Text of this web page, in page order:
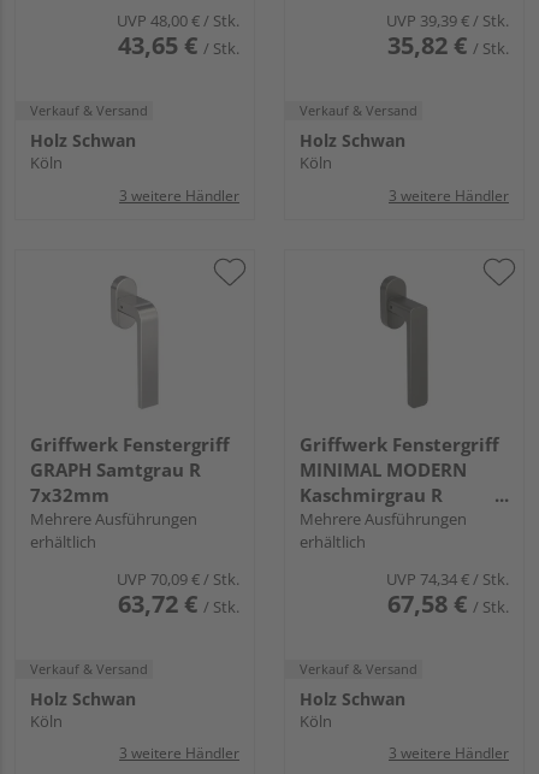
UVP 48,00 €/ Stk.
43,65 € / Stk.
Verkauf & Versand
Holz Schwan
Köln
3 weitere Händler
UVP 39,39 €/ Stk.
35,82 € / Stk.
Verkauf & Versand
Holz Schwan
Köln
3 weitere Händler
Griffwerk Fenstergriff
GRAPH Samtgrau R
7x32mm
Mehrere Ausführungen
erhältlich
UVP 70,09 € / Stk.
63,72 € / Stk.
Verkauf & Versand
Holz Schwan
Köln
3 weitere Händler
Griffwerk Fenstergriff
MINIMAL MODERN
Kaschmirgrau R
7x42mm
Mehrere Ausführungen
erhältlich
UVP 74,34 € / Stk.
67,58 € / Stk.
Verkauf & Versand
Holz Schwan
Köln
3 weitere Händler